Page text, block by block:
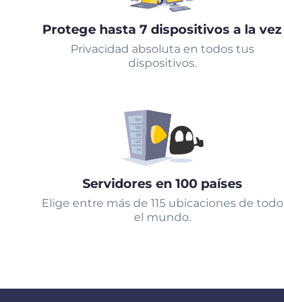
Protege hasta 7 dispositivos a la vez
Privacidad absoluta en todos tus
dispositivos.
Servidores en 100 países
Elige entre más de 115 ubicaciones de todo
el mundo.